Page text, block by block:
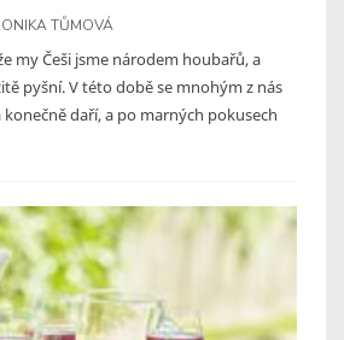
TŮMOVÁ
my Češi jsme národem houbařů, a
pyšní. V této době se mnohým z nás
daří, a po marných pokusech